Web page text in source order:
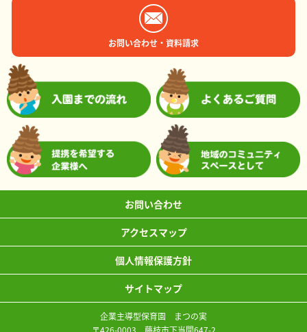
お問い合わせ・資料請求
お問い合わせ
アクセスマップ
個人情報保護方針
サイトマップ
企業主導型保育園 まつの実